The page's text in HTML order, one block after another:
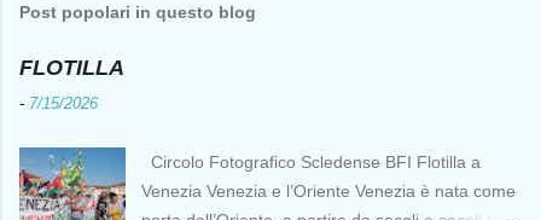
Post popolari in questo blog
FLOTILLA
- 7/15/2026
Circolo Fotografico Scledense BFI Flotilla a
Venezia Venezia e l’Oriente Venezia è nata come